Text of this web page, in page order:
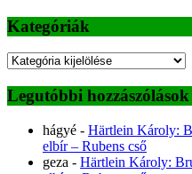
Kategóriák
Kategóriák
Legutóbbi hozzászólások
hágyé - Härtlein Károly:
elbír – Rubens cső
geza - Härtlein Károly: